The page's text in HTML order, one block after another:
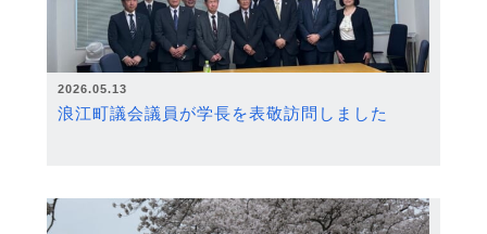
2026.05.13
浪江町議会議員が学長を表敬訪問しました